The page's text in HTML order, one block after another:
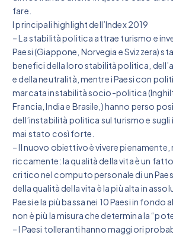
fare.
I principali highlight dell’Index 2019
– La stabilità politica attrae turismo e
Paesi (Giappone, Norvegia e Svizzera)
benefici della loro stabilità politica,
e della neutralità, mentre i Paesi con
marcata instabilità socio-politica
Francia, India e Brasile,) hanno perso
dell’instabilità politica sul turismo e sugli
mai stato così forte.
– Il nuovo obiettivo è vivere pienamente,
riccamente: la qualità della vita è un
critico nel computo personale di un
della qualità della vita è la più alta in
Paesi e la più bassa nei 10 Paesi in fondo
non è più la misura che determina la
– I Paesi tolleranti hanno maggiori